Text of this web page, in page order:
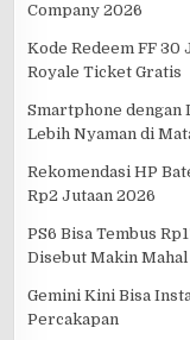
Company 2026
Kode Redeem FF 30
Royale Ticket Gratis
Smartphone dengan
Lebih Nyaman di
Rekomendasi HP
Rp2 Jutaan 2026
PS6 Bisa Tembus
Disebut Makin Mahal
Gemini Kini Bisa
Percakapan